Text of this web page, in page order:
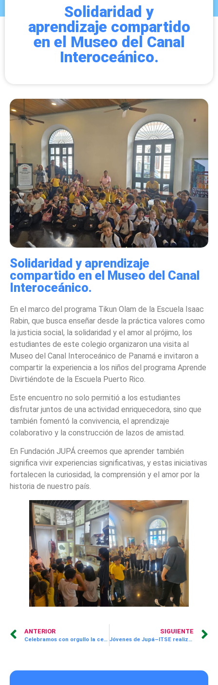
Solidaridad y
aprendizaje compartido
en el Museo del Canal
Interoceánico.
Solidaridad y aprendizaje
compartido en el Museo del Canal
Interoceánico.
En el marco del programa Tikun Olam de la Escuela Isaac
Rabin, que busca enseñar desde la práctica valores como
la justicia social, la solidaridad y el amor al prójimo, los
estudiantes de este colegio organizaron una visita al
Museo del Canal Interoceánico de Panamá e invitaron a
compartir la experiencia a los niños del programa Aprende
Divirtiéndote de la Escuela Puerto Rico.
Este encuentro no solo permitió a los estudiantes
disfrutar juntos de una actividad enriquecedora, sino que
también fomentó la convivencia, el aprendizaje
colaborativo y la construcción de lazos de amistad.
En Fundación JUPÁ creemos que aprender también
significa vivir experiencias significativas, y estas iniciativas
fortalecen la curiosidad, la comprensión y el amor por la
historia de nuestro país.
ANTERIOR
Celebramos con orgullo la certificación del Sello CAPADESO.
SIGUIENTE
Jóvenes de Jupá–ITSE realizan prácticas profesionales en España